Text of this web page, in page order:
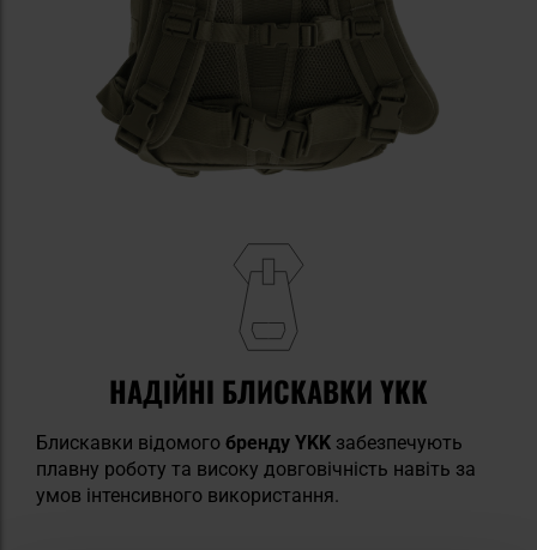
НАДІЙНІ БЛИСКАВКИ YKK
Блискавки відомого бренду YKK забезпечують
плавну роботу та високу довговічність навіть за
умов інтенсивного використання.